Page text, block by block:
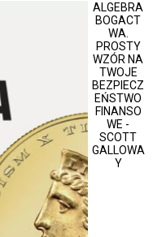
ALGEBRA
BOGACT
WA.
PROSTY
WZÓR NA
TWOJE
BEZPIECZ
EŃSTWO
FINANSO
WE -
SCOTT
GALLOWA
Y